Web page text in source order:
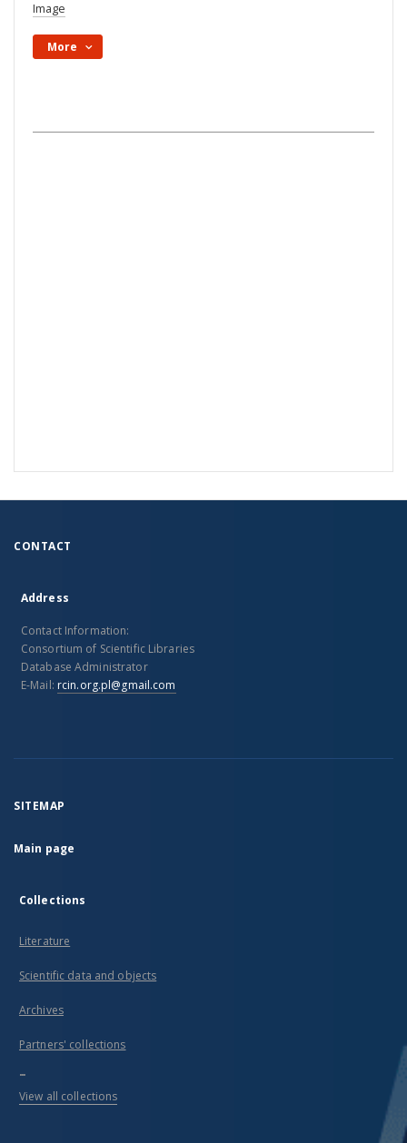
Image
More
CONTACT
Address
Contact Information:
Consortium of Scientific Libraries
Database Administrator
E-Mail: rcin.org.pl@gmail.com
SITEMAP
Main page
Collections
Literature
Scientific data and objects
Archives
Partners' collections
...
View all collections